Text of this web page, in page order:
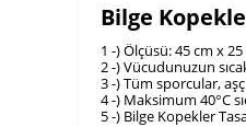
Bilge
1 -) Ölçüsü: 45 cm x
2 -) Vücudunuzun
3 -) Tüm sporcular,
4 -) Maksimum 40°C
5 -) Bilge Kopekler